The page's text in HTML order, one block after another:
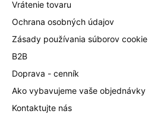
Vrátenie tovaru
Ochrana osobných údajov
Zásady používania súborov cookie
B2B
Doprava - cenník
Ako vybavujeme vaše objednávky
Kontaktujte nás